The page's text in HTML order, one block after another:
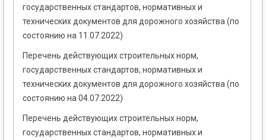
государственных стандартов, нормативных и
технических документов для дорожного хозяйства (по
состоянию на 11.07.2022)
Перечень действующих строительных норм,
государственных стандартов, нормативных и
технических документов для дорожного хозяйства (по
состоянию на 04.07.2022)
Перечень действующих строительных норм,
государственных стандартов, нормативных и